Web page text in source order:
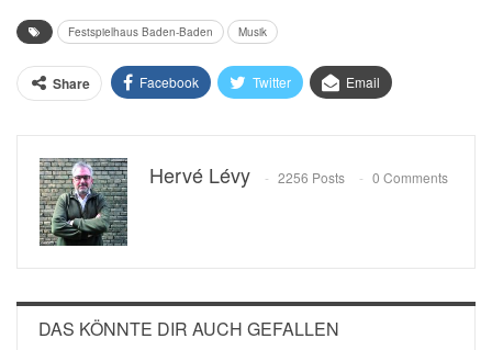
Festspielhaus Baden-Baden Musik
Share Facebook Twitter Email
Hervé Lévy 2256 Posts 0 Comments
DAS KÖNNTE DIR AUCH GEFALLEN